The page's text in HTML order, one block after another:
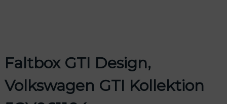
Faltbox GTI Design,
Volkswagen GTI Kollektion